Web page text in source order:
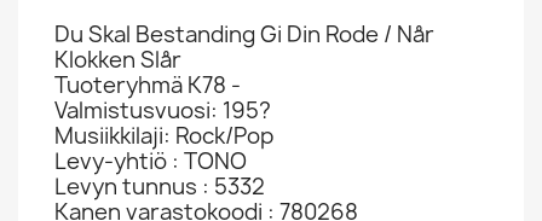
Du Skal Bestanding Gi Din Rode / Når
Klokken Slår
Tuoteryhmä K78 -
Valmistusvuosi: 195?
Musiikkilaji: Rock/Pop
Levy-yhtiö : TONO
Levyn tunnus : 5332
Kanen varastokoodi : 780268